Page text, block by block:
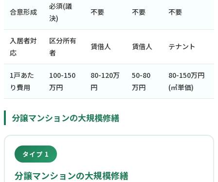
合意形成
必須(議
決)
不要 不要 不要
入居者対
応
区分所有
者
賃借人 賃借人 テナント
1戸あた
り費用
100-150
万円
80-120万
円
50-80
万円
80-150万円
(㎡単価)
分譲マンションの大規模修繕
タイプ 1
分譲マンションの大規模修繕